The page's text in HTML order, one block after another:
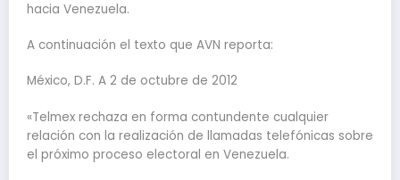
hacia Venezuela.
A continuación el texto que AVN reporta:
México, D.F. A 2 de octubre de 2012
«Telmex rechaza en forma contundente cualquier
relación con la realización de llamadas telefónicas sobre
el próximo proceso electoral en Venezuela.